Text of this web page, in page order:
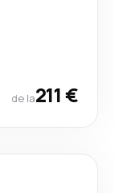
de la211 €